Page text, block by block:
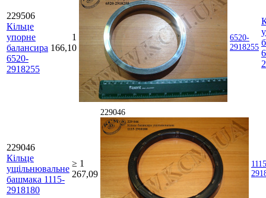
229506
Кільце
упорне
балансира
6520-
2918255
1
166,10
6520-
2918255
229046
Кільце
ущільнювальне
башмака 1115-
2918180
≥ 1
267,09
229046